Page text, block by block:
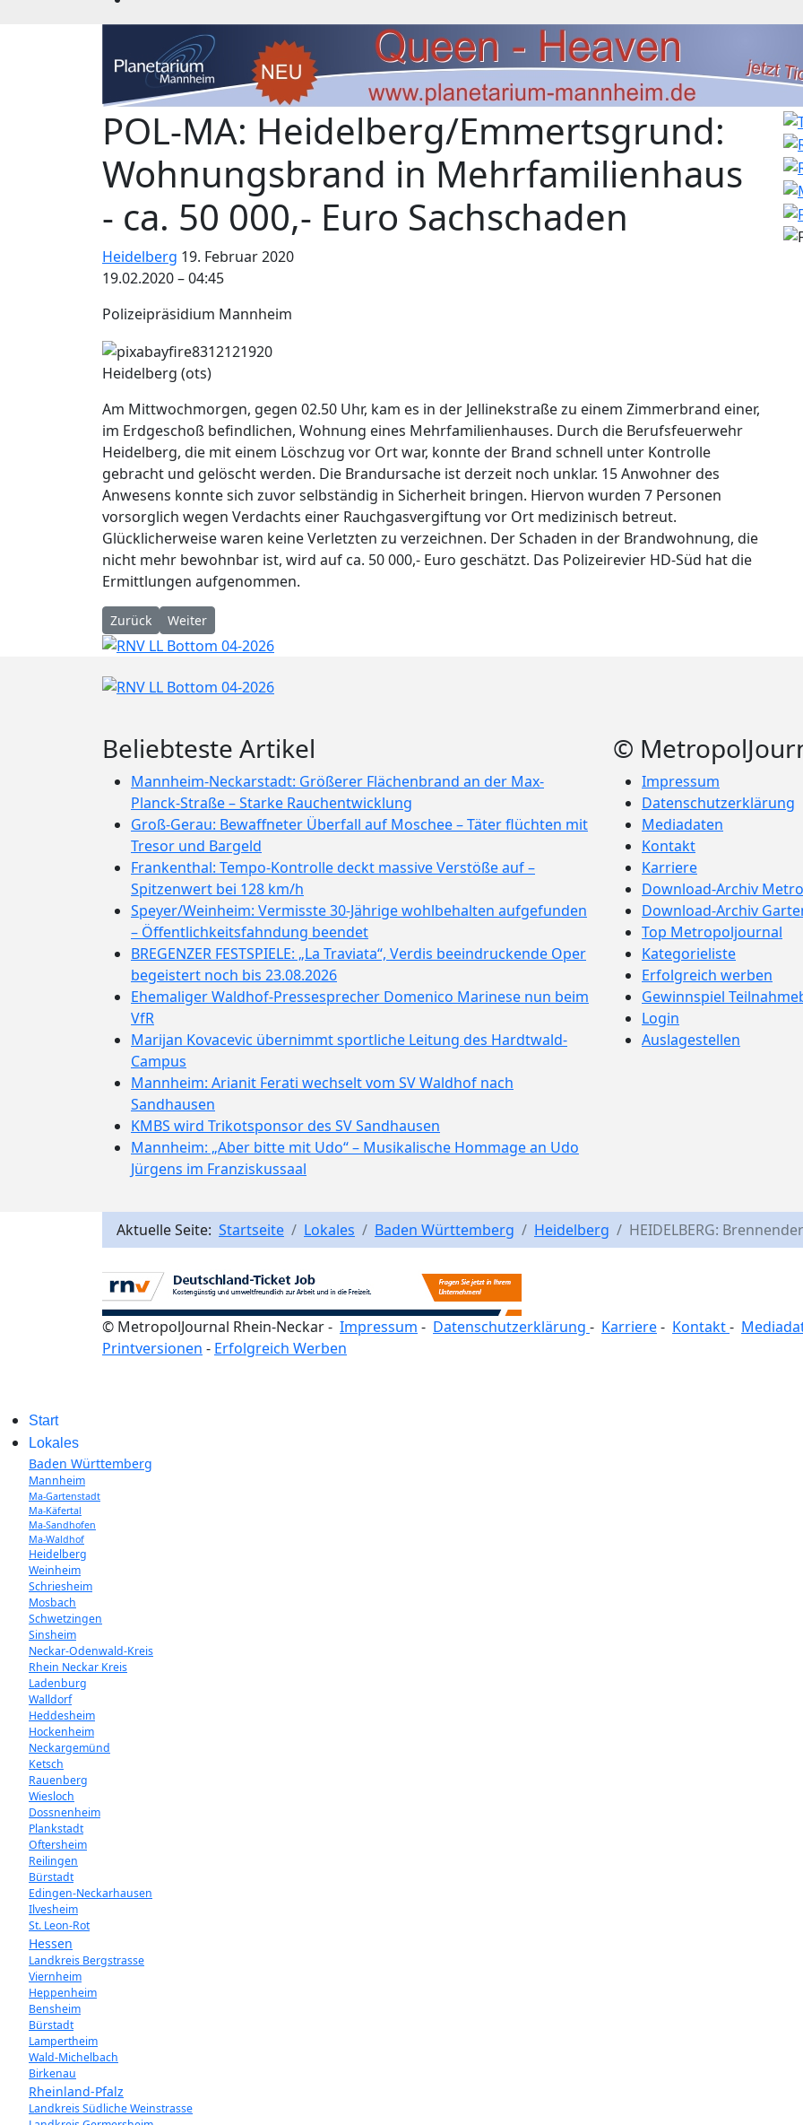
POL-MA: Heidelberg/Emmertsgrund:
Wohnungsbrand in Mehrfamilienhaus
- ca. 50 000,- Euro Sachschaden
Heidelberg 19. Februar 2020
19.02.2020 – 04:45
Polizeipräsidium Mannheim
Heidelberg (ots)
Am Mittwochmorgen, gegen 02.50 Uhr, kam es in der Jellinekstraße zu einem Zimmerbrand einer,
im Erdgeschoß befindlichen, Wohnung eines Mehrfamilienhauses. Durch die Berufsfeuerwehr
Heidelberg, die mit einem Löschzug vor Ort war, konnte der Brand schnell unter Kontrolle
gebracht und gelöscht werden. Die Brandursache ist derzeit noch unklar. 15 Anwohner des
Anwesens konnte sich zuvor selbständig in Sicherheit bringen. Hiervon wurden 7 Personen
vorsorglich wegen Verdachts einer Rauchgasvergiftung vor Ort medizinisch betreut.
Glücklicherweise waren keine Verletzten zu verzeichnen. Der Schaden in der Brandwohnung, die
nicht mehr bewohnbar ist, wird auf ca. 50 000,- Euro geschätzt. Das Polizeirevier HD-Süd hat die
Ermittlungen aufgenommen.
Vorheriger Beitrag: POL-MA: Heidelberg: Hochwertiges Fahrrad beim Polizeirevier Heidelberg-Süd abgegeben -
Zurück Nächster Beitrag: Personalamtsleiter Roland Haag in den Ruhestand verabschiedet OB Würzner:
Weiter
Beliebteste Artikel
Mannheim-Neckarstadt: Größerer Flächenbrand an der Max-
Planck-Straße – Starke Rauchentwicklung
Groß-Gerau: Bewaffneter Überfall auf Moschee – Täter flüchten mit
Tresor und Bargeld
Frankenthal: Tempo-Kontrolle deckt massive Verstöße auf –
Spitzenwert bei 128 km/h
Speyer/Weinheim: Vermisste 30-Jährige wohlbehalten aufgefunden
– Öffentlichkeitsfahndung beendet
BREGENZER FESTSPIELE: „La Traviata“, Verdis beeindruckende Oper
begeistert noch bis 23.08.2026
Ehemaliger Waldhof-Pressesprecher Domenico Marinese nun beim
VfR
Marijan Kovacevic übernimmt sportliche Leitung des Hardtwald-
Campus
Mannheim: Arianit Ferati wechselt vom SV Waldhof nach
Sandhausen
KMBS wird Trikotsponsor des SV Sandhausen
Mannheim: „Aber bitte mit Udo“ – Musikalische Hommage an Udo
Jürgens im Franziskussaal
©
Impressum
Datenschutzerklärung
Mediadaten
Kontakt
Karriere
Download-Archiv
Download-Archiv
Top Metropoljournal
Kategorieliste
Erfolgreich werben
Gewinnspiel
Login
Auslagestellen
Aktuelle Seite: Startseite Lokales Baden Württemberg Heidelberg HEIDELBERG:
© MetropolJournal Rhein-Neckar - Impressum - Datenschutzerklärung - Karriere- Kontakt-
Printversionen - Erfolgreich Werben
Start
Lokales
Baden Württemberg
Mannheim
Ma-Gartenstadt
Ma-Käfertal
Ma-Sandhofen
Ma-Waldhof
Heidelberg
Weinheim
Schriesheim
Mosbach
Schwetzingen
Sinsheim
Neckar-Odenwald-Kreis
Rhein Neckar Kreis
Ladenburg
Walldorf
Heddesheim
Hockenheim
Neckargemünd
Ketsch
Rauenberg
Wiesloch
Dossnenheim
Plankstadt
Oftersheim
Reilingen
Bürstadt
Edingen-Neckarhausen
Ilvesheim
St. Leon-Rot
Hessen
Landkreis Bergstrasse
Viernheim
Heppenheim
Bensheim
Bürstadt
Lampertheim
Wald-Michelbach
Birkenau
Rheinland-Pfalz
Landkreis Südliche Weinstrasse